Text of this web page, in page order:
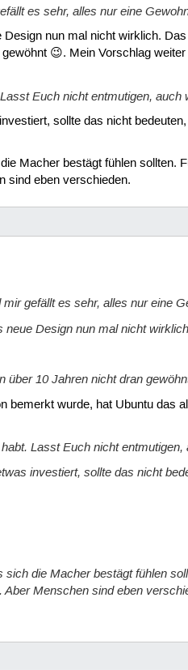
es sehr, alles nur eine
nun mal nicht wirklich.
😉. Mein Vorschlag
Euch nicht entmutigen, auch
sollte das nicht
Macher bestägt fühlen sollten.
sind eben verschieden.
gefällt es sehr, alles nur eine
Design nun mal nicht
über 10 Jahren nicht dran
wurde, hat Ubuntu das
Lasst Euch nicht
investiert, sollte das nicht
die Macher bestägt fühlen
Menschen sind eben